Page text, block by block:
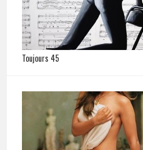
Toujours 45